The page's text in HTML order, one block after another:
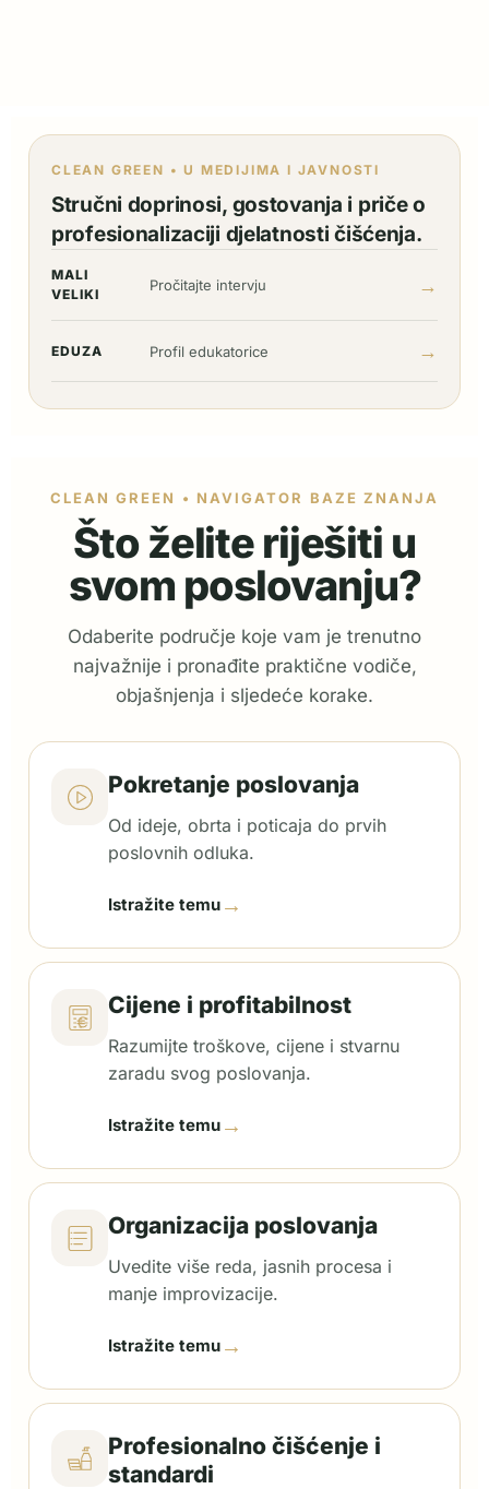
CLEAN GREEN • U MEDIJIMA I JAVNOSTI
Stručni doprinosi, gostovanja i priče o
profesionalizaciji djelatnosti čišćenja.
MALI
VELIKI
Pročitajte intervju →
EDUZA Profil edukatorice →
CLEAN GREEN • NAVIGATOR BAZE ZNANJA
Što želite riješiti u
svom poslovanju?
Odaberite područje koje vam je trenutno
najvažnije i pronađite praktične vodiče,
objašnjenja i sljedeće korake.
Pokretanje poslovanja
Od ideje, obrta i poticaja do prvih
poslovnih odluka.
Istražite temu →
Cijene i profitabilnost
Razumijte troškove, cijene i stvarnu
zaradu svog poslovanja.
Istražite temu →
Organizacija poslovanja
Uvedite više reda, jasnih procesa i
manje improvizacije.
Istražite temu →
Profesionalno čišćenje i
standardi